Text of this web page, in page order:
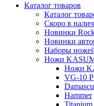
Каталог товаров
Каталог
Скоро в
Новинки
Новинки
Наборы
Ножи
Ножи
VG-10
Hammer
Titanium